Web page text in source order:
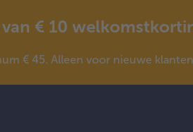
€ 10
€ 45. Alleen voor nieuwe